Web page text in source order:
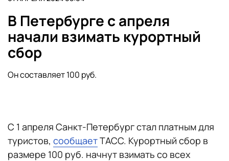
В Петербурге с апреля
начали взимать курортный
сбор
Он составляет 100 руб.
С 1 апреля Санкт-Петербург стал платным для
туристов, сообщаетТАСС. Курортный сбор в
размере 100 руб. начнут взимать со всех